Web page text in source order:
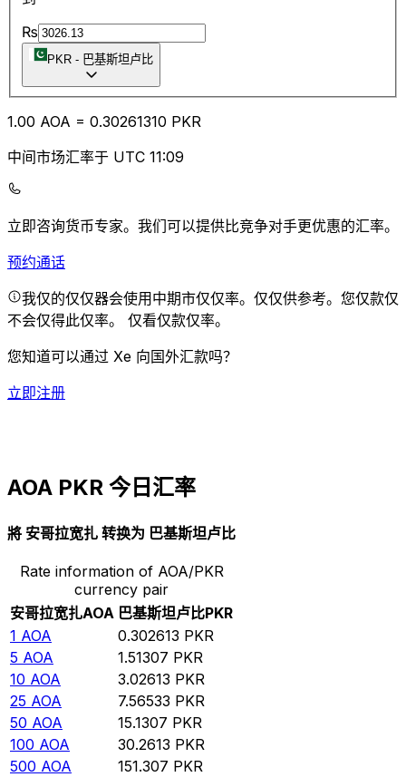
₨
PKR - 巴基斯坦卢比
1.00 AOA = 0.30261310 PKR
中间市场汇率于 UTC 11:09
立即咨询货币专家。 我们可以提供比竞争对手更优惠的汇率。
预约通话
我仅的仅仅器会使用中期市仅仅率。仅仅供参考。您仅款仅
不会仅得此仅率。 仅看仅款仅率。
您知道可以通过 Xe 向国外汇款吗？
立即注册
AOA PKR 今日汇率
將 安哥拉宽扎 转换为 巴基斯坦卢比
Rate information of AOA/PKR
currency pair
安哥拉宽扎AOA 巴基斯坦卢比PKR
1 AOA 0.302613 PKR
5 AOA 1.51307 PKR
10 AOA 3.02613 PKR
25 AOA 7.56533 PKR
50 AOA 15.1307 PKR
100 AOA 30.2613 PKR
500 AOA 151.307 PKR